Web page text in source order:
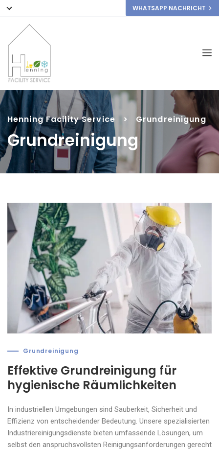
WHATSAPP NACHRICHT
Henning Facility Service > Grundreinigung
Grundreinigung
Grundreinigung
Effektive Grundreinigung für
hygienische Räumlichkeiten
In industriellen Umgebungen sind Sauberkeit, Sicherheit und
Effizienz von entscheidender Bedeutung. Unsere spezialisierten
Industriereinigungsdienste bieten umfassende Lösungen, um
selbst den anspruchsvollsten Reinigungsanforderungen gerecht